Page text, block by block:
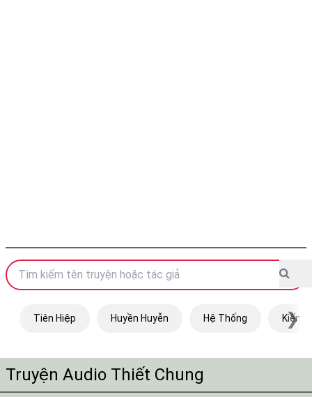
Tiên Hiệp Huyền Huyễn Hệ Thống Kiếm
❯
Truyện Audio Thiết Chung